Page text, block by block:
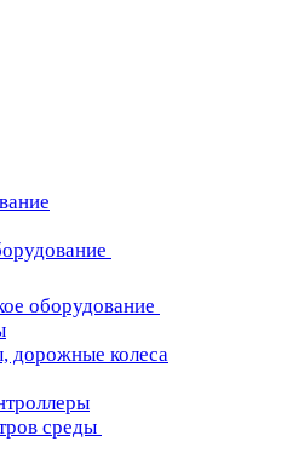
оборудование
дорожные колеса
среды